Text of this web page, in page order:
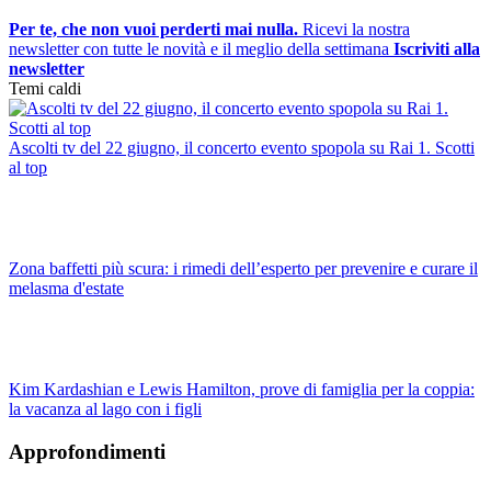
Per te, che non vuoi perderti mai nulla. Ricevi la nostra
newsletter con tutte le novità e il meglio della settimana Iscriviti alla
newsletter
Temi caldi
Ascolti tv del 22 giugno, il concerto evento spopola su Rai 1. Scotti
al top
Zona baffetti più scura: i rimedi dell’esperto per prevenire e curare il
melasma d'estate
Kim Kardashian e Lewis Hamilton, prove di famiglia per la coppia:
la vacanza al lago con i figli
Approfondimenti